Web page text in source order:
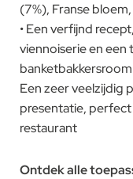
(7%), Franse
• Een verfijnd
viennoiserie en een
Een zeer veelzijdig
presentatie, perfect
restaurant
Ontdek alle